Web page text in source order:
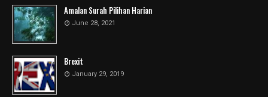
Amalan Surah Pilihan Harian
June 28, 2021
Brexit
January 29, 2019